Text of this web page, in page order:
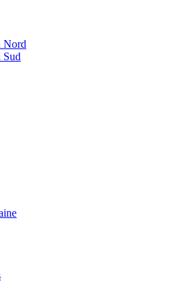
Nord
Sud